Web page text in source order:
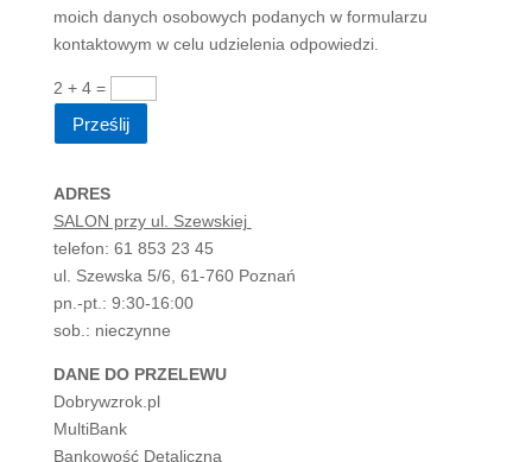
moich danych osobowych podanych w formularzu
kontaktowym w celu udzielenia odpowiedzi.
2 + 4=
Prześlij
ADRES
SALON przy ul. Szewskiej
telefon: 61 853 23 45
ul. Szewska 5/6, 61-760 Poznań
pn.-pt.: 9:30-16:00
sob.: nieczynne
DANE DO PRZELEWU
Dobrywzrok.pl
MultiBank
Bankowość Detaliczna